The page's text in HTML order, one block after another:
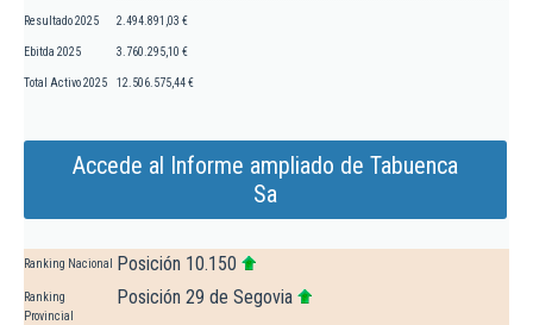
Resultado 2025 2.494.891,03 €
Ebitda 2025 3.760.295,10 €
Total Activo 2025 12.506.575,44 €
Accede al Informe ampliado de Tabuenca
Sa
Ranking Nacional Posición 10.150
Ranking
Provincial
Posición 29 de Segovia